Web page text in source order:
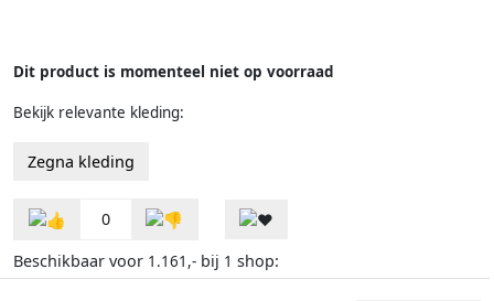
Dit product is momenteel niet op voorraad
Bekijk relevante kleding:
Zegna kleding
0
Beschikbaar voor 1.161,- bij 1 shop: